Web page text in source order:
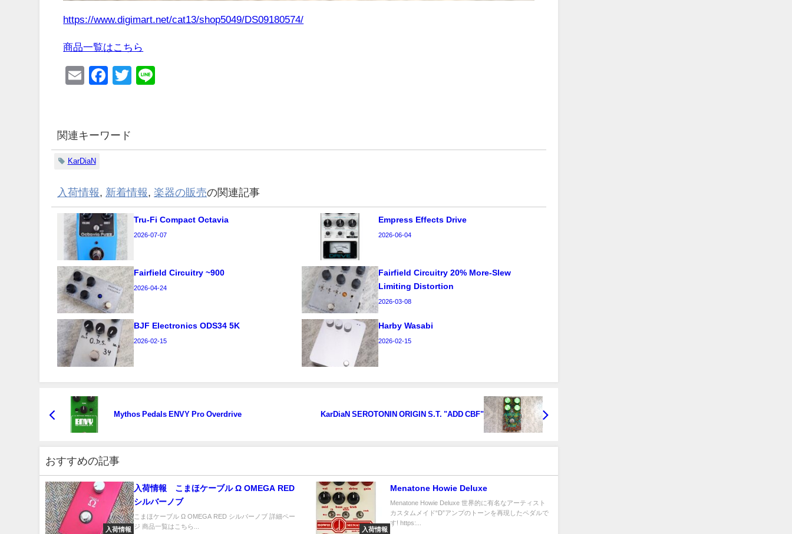
https://www.digimart.net/cat13/shop5049/DS09180574/
商品一覧はこちら
EmailFacebook
Twitter
関連キーワード
KarDiaN
入荷情報, 新着情報,楽器の販売の関連記事
Tru-Fi Compact Octavia
2026-07-07
Empress Effects Drive
2026-06-04
Fairfield Circuitry ~900
2026-04-24
Fairfield Circuitry 20% More-Slew
Limiting Distortion
2026-03-08
BJF Electronics ODS34 5K
2026-02-15
Harby Wasabi
2026-02-15
Mythos Pedals ENVY Pro Overdrive KarDiaN SEROTONIN ORIGIN S.T. "ADD CBF"
おすすめの記事
入荷情報
入荷情報 こまほケーブル Ω OMEGA RED
シルバーノブ
こまほケーブル Ω OMEGA RED シルバーノブ 詳細ペー
ジ 商品一覧はこちら...
入荷情報
Menatone Howie Deluxe
Menatone Howie Deluxe 世界的に有名なアーティスト
カスタムメイド“D”アンプのトーンを再現したペダルで
す! https:...